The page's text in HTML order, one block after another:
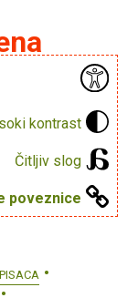
kontrast
Čitljiv slog
poveznice